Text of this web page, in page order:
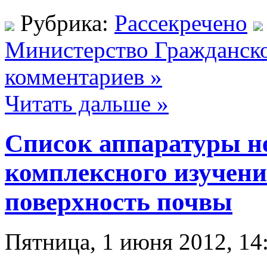
Рубрика: Рассекречено
Министерство
комментариев »
Читать дальше »
Список аппаратуры
комплексного
поверхность почвы
Пятница, 1 июня 2012,